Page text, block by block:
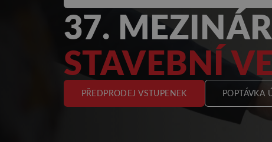
37.
STAVEBNÍ
PŘEDPRODEJ VSTUPENEK POPTÁVKA